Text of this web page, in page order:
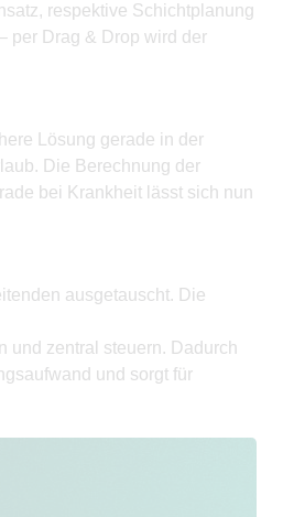
respektive Schichtplanung
per Drag & Drop wird der
Lösung gerade in der
Die Berechnung der
bei Krankheit lässt sich nun
ausgetauscht. Die
und zentral steuern. Dadurch
und sorgt für